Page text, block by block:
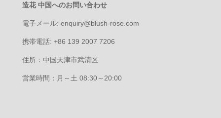
造花 中国へのお問い合わせ
電子メール: enquiry@blush-rose.com
携帯電話: +86 139 2007 7206
住所：中国天津市武清区
営業時間：月～土 08:30～20:00